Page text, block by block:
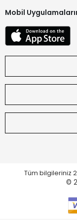
Mobil
Tüm bilgileriniz
©